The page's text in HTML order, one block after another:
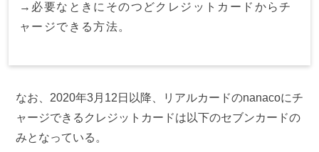
→必要なときにそのつどクレジットカードからチ
ャージできる方法。
なお、2020年3月12日以降、リアルカードのnanacoにチ
ャージできるクレジットカードは以下のセブンカードの
みとなっている。